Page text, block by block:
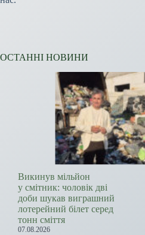
ОСТАННІ НОВИНИ
Викинув мільйон
у смітник: чоловік дві
доби шукав виграшний
лотерейний білет серед
тонн сміття
07.08.2026